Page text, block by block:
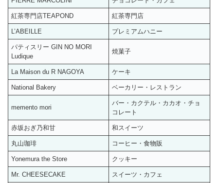
紅茶専門店TEAPOND 紅茶専門店
L’ABEILLE プレミアムハニー
パティスリー GIN NO MORI
Ludique
焼菓子
La Maison du R NAGOYA ケーキ
National Bakery ベーカリー・レストラン
memento mori
バー・カクテル・カカオ・チョ
コレート
赤坂おぎ乃和甘 和スイーツ
丸山珈琲 コーヒー・食物販
Yonemura the Store クッキー
Mr. CHEESECAKE スイーツ・カフェ